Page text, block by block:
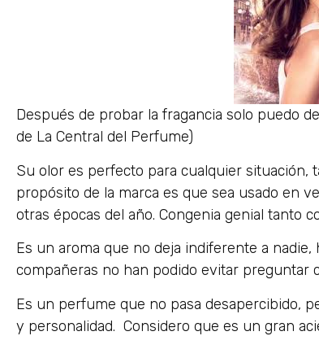
Después de probar la fragancia solo puedo
de La Central del Perfume)
Su olor es perfecto para cualquier situación,
propósito de la marca es que sea usado en
otras épocas del año. Congenia genial tanto
Es un aroma que no deja indiferente a
compañeras no han podido evitar preguntar
Es un perfume que no pasa desapercibido,
y personalidad. Considero que es un gran